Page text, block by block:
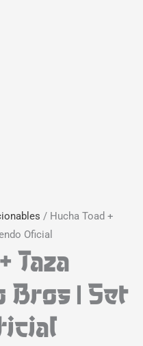
/ Hucha Toad +
Oficial
Taza
| Set